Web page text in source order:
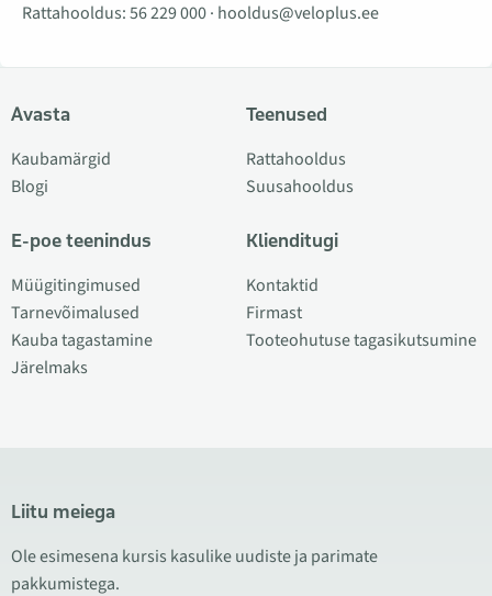
Rattahooldus:56 229 000· hooldus@veloplus.ee
Avasta
Kaubamärgid
Blogi
E-poe teenindus
Müügitingimused
Tarnevõimalused
Kauba tagastamine
Järelmaks
Teenused
Rattahooldus
Suusahooldus
Klienditugi
Kontaktid
Firmast
Tooteohutuse tagasikutsumine
Liitu meiega
Ole esimesena kursis kasulike uudiste ja parimate
pakkumistega.